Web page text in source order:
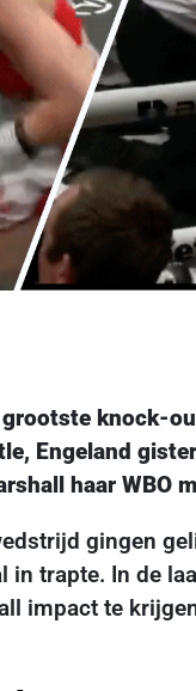
knock-
Engeland
haar WBO
gingen
in trapte. In de
impact te